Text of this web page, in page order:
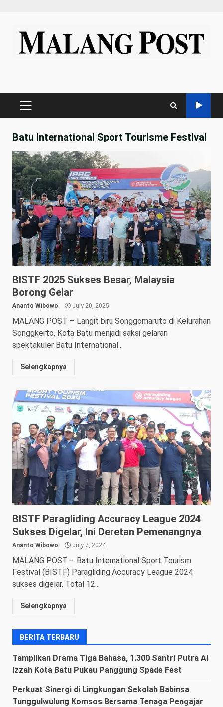
content
PRIMARY
Batu International Sport Tourisme Festival
BISTF 2025 Sukses Besar, Malaysia
Borong Gelar
Ananto Wibowo July 20, 2025
MALANG POST – Langit biru Songgomaruto di Kelurahan
Songgkerto, Kota Batu menjadi saksi gelaran
spektakuler Batu International...
Selengkapnya
BISTF Paragliding Accuracy League 2024
Sukses Digelar, Ini Deretan Pemenangnya
Ananto Wibowo July 7, 2024
MALANG POST – Batu International Sport Tourism
Festival (BISTF) Paragliding Accuracy League 2024
sukses digelar. Total 12...
Selengkapnya
BERITA TERBARU
Tampilkan Drama Tiga Bahasa, 1.300 Santri Putra Al
Izzah Kota Batu Pukau Panggung Spade Fest
Perkuat Sinergi di Lingkungan Sekolah Babinsa
Tunggulwulung Komsos Bersama Tenaga Pengajar